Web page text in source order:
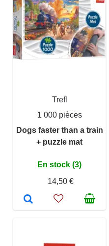
Trefl
1 000 pièces
Dogs faster than a train
+ puzzle mat
En stock (3)
14,50 €